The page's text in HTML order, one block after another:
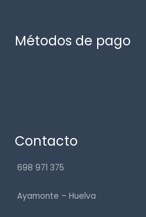
Métodos de pago
Contacto
698 971 375
Ayamonte – Huelva